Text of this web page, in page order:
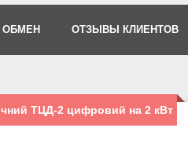
ОБМЕН ОТЗЫВЫ КЛИЕНТОВ
ТЦД-2 цифровий на 2 кВт